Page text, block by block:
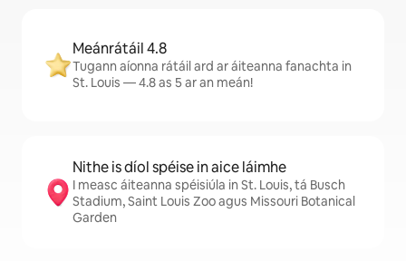
Meánrátáil 4.8
Tugann aíonna rátáil ard ar áiteanna fanachta in
St. Louis — 4.8 as 5 ar an meán!
Nithe is díol spéise in aice láimhe
I measc áiteanna spéisiúla in St. Louis, tá Busch
Stadium, Saint Louis Zoo agus Missouri Botanical
Garden